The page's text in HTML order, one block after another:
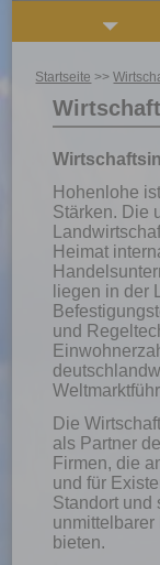
Startseite >>
Hohenlohe
Stärken. Die
Heimat
liegen in der
und
Die
als Partner
Firmen, die
und für
Standort und
bieten.